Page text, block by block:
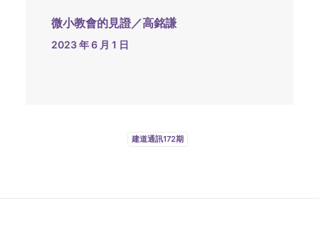
微小教會的見證／高銘謙
2023 年 6 月 1 日
建道通訊172期